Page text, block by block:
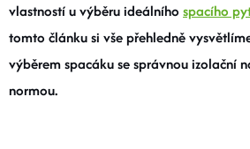
OBLEČENÍ
BOTY A PONOŽKY
vlastností u výběru ideálního spacího
tomto článku si vše přehledně
výběrem spacáku se správnou izolační
normou.